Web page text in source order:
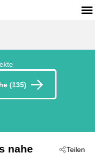
(135)
Teilen
nahe